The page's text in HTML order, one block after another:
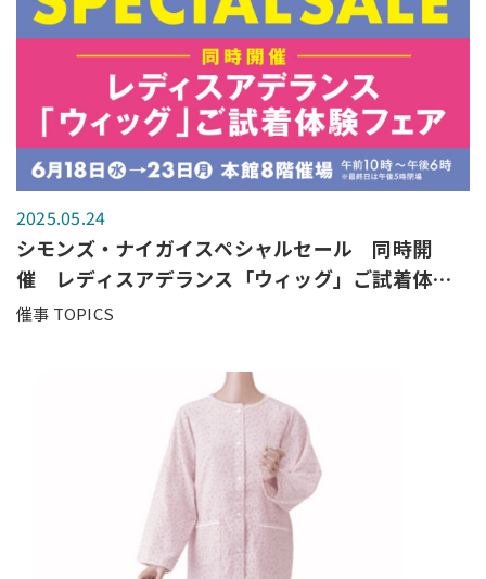
2025.05.24
シモンズ・ナイガイスペシャルセール 同時開
催 レディスアデランス「ウィッグ」ご試着体験
フェア
催事 TOPICS